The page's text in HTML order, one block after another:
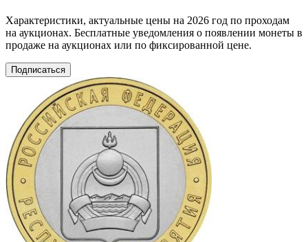
Характеристики, актуальные цены на 2026 год по проходам
на аукционах. Бесплатные уведомления о появлении монеты в
продаже на аукционах или по фиксированной цене.
Подписаться